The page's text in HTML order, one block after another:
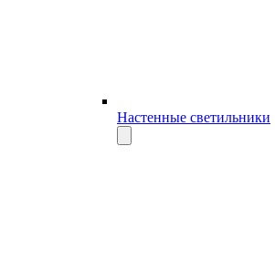
Настенные светильники